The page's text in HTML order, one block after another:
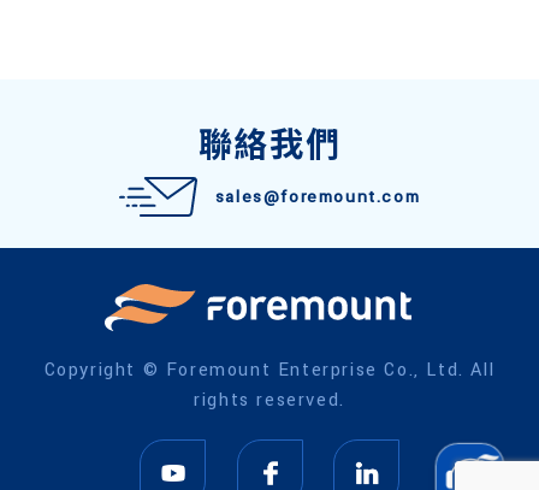
聯絡我們
sales@foremount.com
Copyright © Foremount Enterprise Co., Ltd. All
rights reserved.